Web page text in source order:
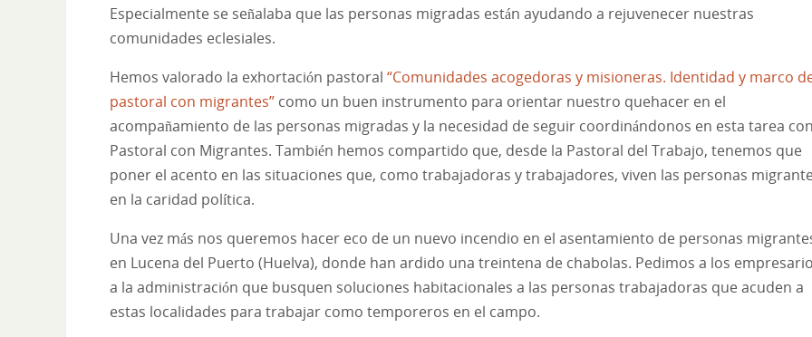
Especialmente se señalaba que las personas migradas están ayudando a rejuvenecer nuestras
comunidades eclesiales.
Hemos valorado la exhortación pastoral “Comunidades acogedoras y misioneras. Identidad y marco
pastoral con migrantes” como un buen instrumento para orientar nuestro quehacer en el
acompañamiento de las personas migradas y la necesidad de seguir coordinándonos en esta tarea
Pastoral con Migrantes. También hemos compartido que, desde la Pastoral del Trabajo, tenemos que
poner el acento en las situaciones que, como trabajadoras y trabajadores, viven las personas
en la caridad política.
Una vez más nos queremos hacer eco de un nuevo incendio en el asentamiento de personas
en Lucena del Puerto (Huelva), donde han ardido una treintena de chabolas. Pedimos a los
a la administración que busquen soluciones habitacionales a las personas trabajadoras que acuden a
estas localidades para trabajar como temporeros en el campo.